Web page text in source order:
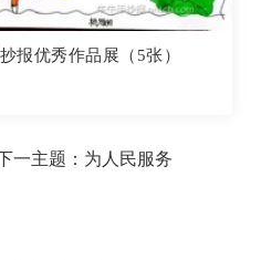
报优秀作品展（5张）
一主题： 为人民服务